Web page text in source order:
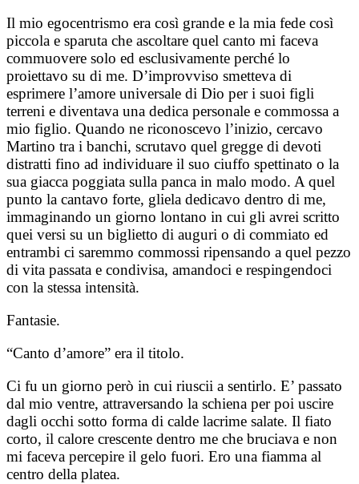
Il mio egocentrismo era così grande e la mia fede così
piccola e sparuta che ascoltare quel canto mi faceva
commuovere solo ed esclusivamente perché lo
proiettavo su di me. D’improvviso smetteva di
esprimere l’amore universale di Dio per i suoi figli
terreni e diventava una dedica personale e commossa a
mio figlio. Quando ne riconoscevo l’inizio, cercavo
Martino tra i banchi, scrutavo quel gregge di devoti
distratti fino ad individuare il suo ciuffo spettinato o la
sua giacca poggiata sulla panca in malo modo. A quel
punto la cantavo forte, gliela dedicavo dentro di me,
immaginando un giorno lontano in cui gli avrei scritto
quei versi su un biglietto di auguri o di commiato ed
entrambi ci saremmo commossi ripensando a quel pezzo
di vita passata e condivisa, amandoci e respingendoci
con la stessa intensità.
Fantasie.
“Canto d’amore” era il titolo.
Ci fu un giorno però in cui riuscii a sentirlo. E’ passato
dal mio ventre, attraversando la schiena per poi uscire
dagli occhi sotto forma di calde lacrime salate. Il fiato
corto, il calore crescente dentro me che bruciava e non
mi faceva percepire il gelo fuori. Ero una fiamma al
centro della platea.